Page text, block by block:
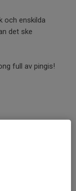
och enskilda
det ske
full av pingis!